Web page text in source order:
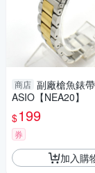
商店 副廠槍魚錶
ASIO【NEA20】
$199
券
加入購